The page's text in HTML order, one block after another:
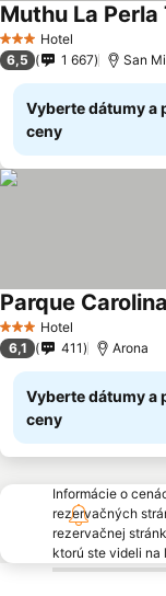
3 Počet hviezdičiek
Hotel
Muthu La Perla
6,5 1 667 San
Vyberte dátumy a
ceny
3 Počet hviezdičiek
Hotel
Parque Carolina
6,1 411 Arona
Vyberte dátumy a
ceny
Informácie o
rezervačných
rezervačnej
ktorú ste videli na